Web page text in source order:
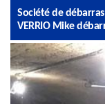
Société de
VERRIO Mike